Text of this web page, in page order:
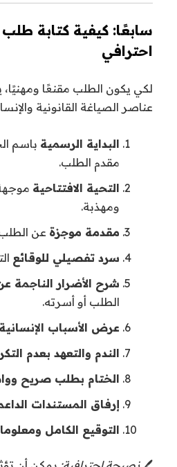
سابعًا: كيفية كتابة
احترافي
لكي يكون الطلب مقنعًا
عناصر الصياغة القانونية
البداية الرسمية باسم
مقدم الطلب.
التحية الافتتاحية
ومهذبة.
مقدمة موجزة عن
سرد تفصيلي للوقائع
شرح الأضرار الناجمة عن
الطلب أو أسرته.
عرض الأسباب
الندم والتعهد بعدم
الختام بطلب صريح
إرفاق المستندات
التوقيع الكامل